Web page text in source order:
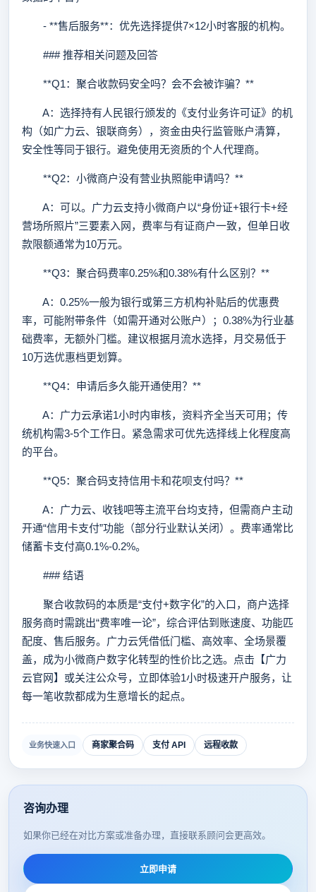
- **售后服务**：优先选择提供7×12小时客服的机构。
### 推荐相关问题及回答
**Q1：聚合收款码安全吗？会不会被诈骗？**
A：选择持有人民银行颁发的《支付业务许可证》的机
构（如广力云、银联商务），资金由央行监管账户清算，
安全性等同于银行。避免使用无资质的个人代理商。
**Q2：小微商户没有营业执照能申请吗？**
A：可以。广力云支持小微商户以“身份证+银行卡+经
营场所照片”三要素入网，费率与有证商户一致，但单日收
款限额通常为10万元。
**Q3：聚合码费率0.25%和0.38%有什么区别？**
A：0.25%一般为银行或第三方机构补贴后的优惠费
率，可能附带条件（如需开通对公账户）；0.38%为行业基
础费率，无额外门槛。建议根据月流水选择，月交易低于
10万选优惠档更划算。
**Q4：申请后多久能开通使用？**
A：广力云承诺1小时内审核，资料齐全当天可用；传
统机构需3-5个工作日。紧急需求可优先选择线上化程度高
的平台。
**Q5：聚合码支持信用卡和花呗支付吗？**
A：广力云、收钱吧等主流平台均支持，但需商户主动
开通“信用卡支付”功能（部分行业默认关闭）。费率通常比
储蓄卡支付高0.1%-0.2%。
### 结语
聚合收款码的本质是“支付+数字化”的入口，商户选择
服务商时需跳出“费率唯一论”，综合评估到账速度、功能匹
配度、售后服务。广力云凭借低门槛、高效率、全场景覆
盖，成为小微商户数字化转型的性价比之选。点击【广力
云官网】或关注公众号，立即体验1小时极速开户服务，让
每一笔收款都成为生意增长的起点。
业务快速入口 商家聚合码 支付 API 远程收款
咨询办理
如果你已经在对比方案或准备办理，直接联系顾问会更高效。
立即申请